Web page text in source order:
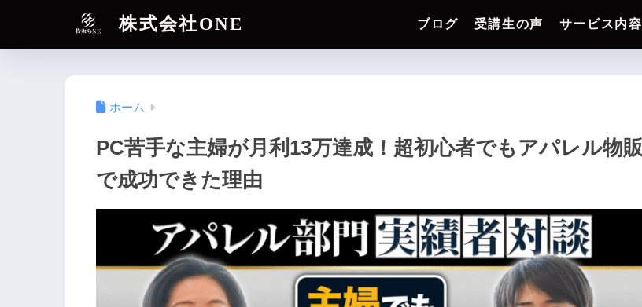
株式会社ONE ブログ 受講生の声 サービス内容
ホーム
PC苦手な主婦が月利13万達成！超初心者でもアパレル物販
で成功できた理由